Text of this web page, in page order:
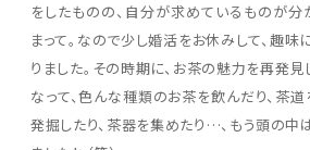
をしたものの、自分が求めているものが分
まって。なので少し婚活をお休みして、趣
りました。その時期に、お茶の魅力を再発
なって、色んな種類のお茶を飲んだり、茶
発掘したり、茶器を集めたり…、もう頭の中